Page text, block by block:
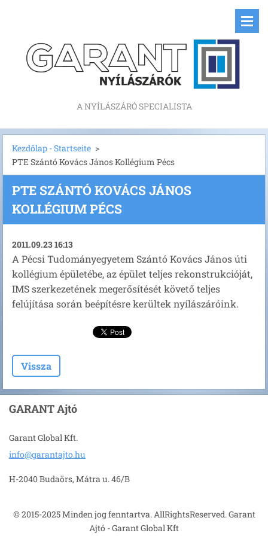
A NYÍLÁSZÁRÓ SPECIALISTA
Kezdőlap - Startseite >
PTE Szántó Kovács János Kollégium Pécs
PTE SZÁNTÓ KOVÁCS JÁNOS
KOLLÉGIUM PÉCS
2011.09.23 16:13
A Pécsi Tudományegyetem Szántó Kovács János úti
kollégium épületébe, az épület teljes rekonstrukcióját,
IMS szerkezetének megerősítését követő teljes
felújítása során beépítésre kerültek nyílászáróink.
Vissza
GARANT Ajtó
Garant Global Kft.
info@garantajto.hu
H-2040 Budaörs, Mátra u. 46/B
© 2015-2025 Minden jog fenntartva. AllRightsReserved. Garant
Ajtó - Garant Global Kft